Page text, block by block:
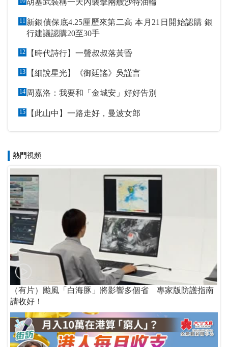
胡塞武裝稱一天內襲擊兩艘沙特油輪
11 新銀債保底4.25厘歷來第二高 本月21日開始認購 銀
行建議認購20至30手
12 【時代詩行】一聲叔叔落黃昏
13 【細說星光】《御廷謠》吳謹言
14 周嘉洛：我要和「金城安」好好告別
15 【此山中】一路走好，曼波女郎
熱門視頻
（有片）颱風「白海豚」將影響多個省 專家版防護指南
請收好！